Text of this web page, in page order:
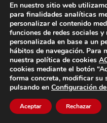
En nuestro sitio web
para finalidades analíticas
personalizar el contenido
funciones de redes sociales
personalizada en base a un
hábitos de navegación. Para
nuestra política de cookies
cookies mediante el botón
forma concreta, modificar su
pulsando en Configuración
Aceptar Rechazar